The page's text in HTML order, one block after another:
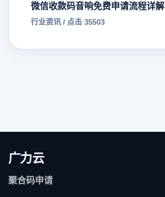
微信收款码音响免费申请流程详解
行业资讯 / 点击 35503
广力云
聚合码申请